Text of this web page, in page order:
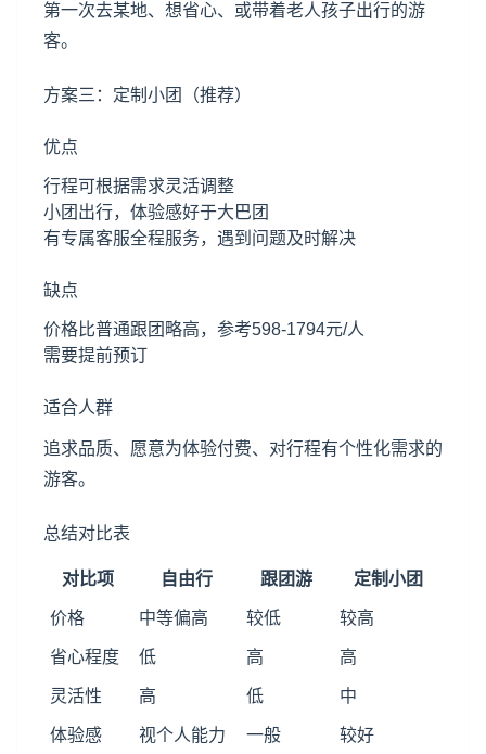
第一次去某地、想省心、或带着老人孩子出行的游
客。
方案三：定制小团（推荐）
优点
行程可根据需求灵活调整
小团出行，体验感好于大巴团
有专属客服全程服务，遇到问题及时解决
缺点
价格比普通跟团略高，参考598-1794元/人
需要提前预订
适合人群
追求品质、愿意为体验付费、对行程有个性化需求的
游客。
总结对比表
对比项 自由行 跟团游 定制小团
价格 中等偏高 较低 较高
省心程度 低 高 高
灵活性 高 低 中
体验感 视个人能力 一般 较好